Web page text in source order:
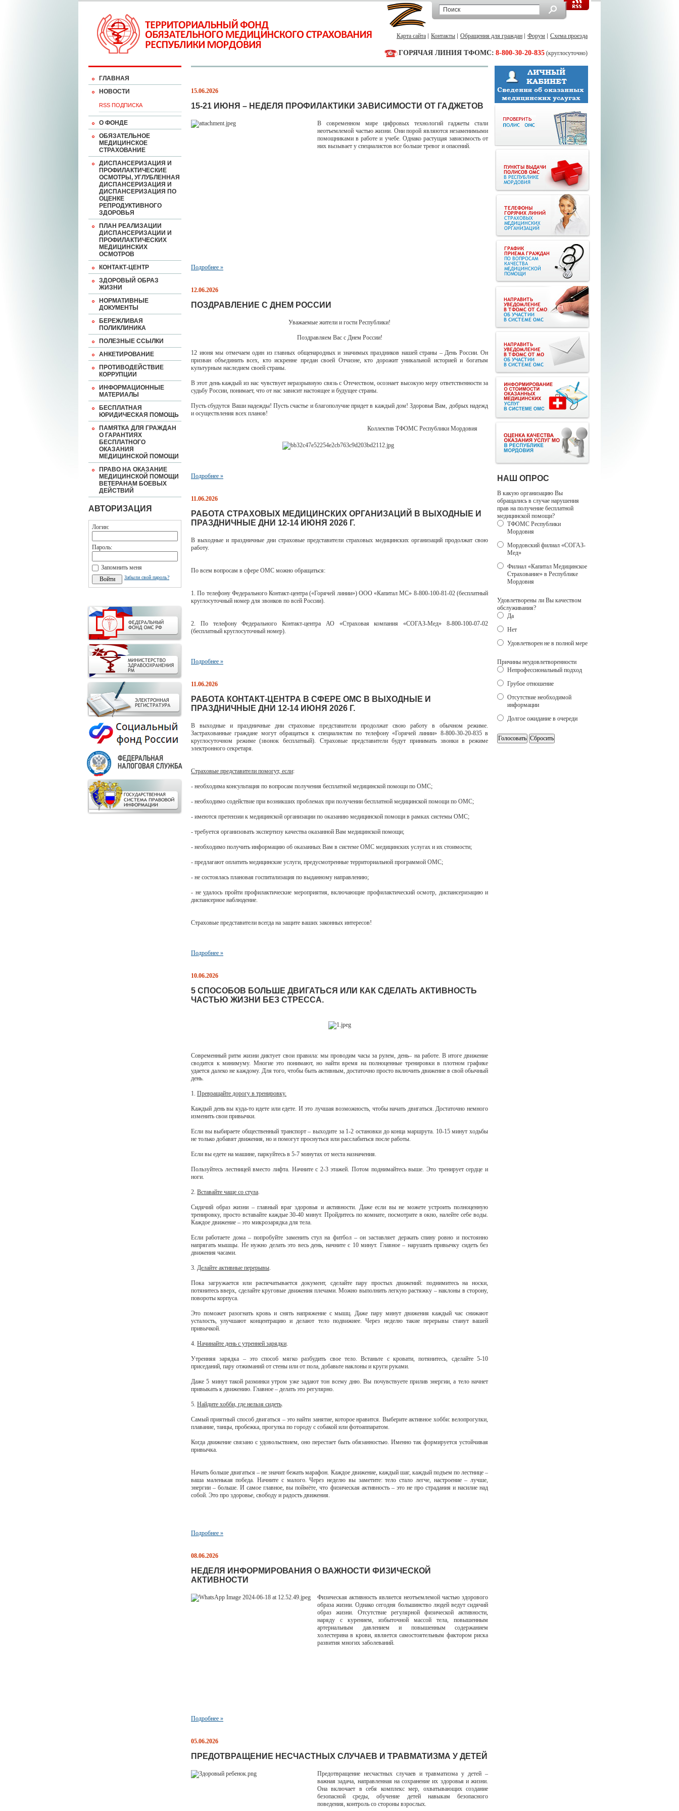
Карта сайта Контакты Обращения для граждан Форум Схема проезда
ГОРЯЧАЯ ЛИНИЯ ТФОМС: 8-800-30-20-835 (круглосуточно)
ГЛАВНАЯ
НОВОСТИ
RSS ПОДПИСКА
О ФОНДЕ
ОБЯЗАТЕЛЬНОЕ
МЕДИЦИНСКОЕ
СТРАХОВАНИЕ
ДИСПАНСЕРИЗАЦИЯ И
ПРОФИЛАКТИЧЕСКИЕ
ОСМОТРЫ, УГЛУБЛЕННАЯ
ДИСПАНСЕРИЗАЦИЯ И
ДИСПАНСЕРИЗАЦИЯ ПО
ОЦЕНКЕ
РЕПРОДУКТИВНОГО
ЗДОРОВЬЯ
ПЛАН РЕАЛИЗАЦИИ
ДИСПАНСЕРИЗАЦИИ И
ПРОФИЛАКТИЧЕСКИХ
МЕДИЦИНСКИХ
ОСМОТРОВ
КОНТАКТ-ЦЕНТР
ЗДОРОВЫЙ ОБРАЗ
ЖИЗНИ
НОРМАТИВНЫЕ
ДОКУМЕНТЫ
БЕРЕЖЛИВАЯ
ПОЛИКЛИНИКА
ПОЛЕЗНЫЕ ССЫЛКИ
АНКЕТИРОВАНИЕ
ПРОТИВОДЕЙСТВИЕ
КОРРУПЦИИ
ИНФОРМАЦИОННЫЕ
МАТЕРИАЛЫ
БЕСПЛАТНАЯ
ЮРИДИЧЕСКАЯ ПОМОЩЬ
ПАМЯТКА ДЛЯ ГРАЖДАН
О ГАРАНТИЯХ
БЕСПЛАТНОГО
ОКАЗАНИЯ
МЕДИЦИНСКОЙ ПОМОЩИ
ПРАВО НА ОКАЗАНИЕ
МЕДИЦИНСКОЙ ПОМОЩИ
ВЕТЕРАНАМ БОЕВЫХ
ДЕЙСТВИЙ
АВТОРИЗАЦИЯ
Логин:
Пароль:
Запомнить меня
Забыли свой пароль?
15.06.2026
15-21 ИЮНЯ – НЕДЕЛЯ ПРОФИЛАКТИКИ ЗАВИСИМОСТИ ОТ ГАДЖЕТОВ
В современном мире цифровых технологий гаджеты стали
неотъемлемой частью жизни. Они порой являются незаменимыми
помощниками в работе и учебе. Однако растущая зависимость от
них вызывает у специалистов все больше тревог и опасений.
Подробнее »
12.06.2026
ПОЗДРАВЛЕНИЕ С ДНЕМ РОССИИ
Уважаемые жители и гости Республики!
Поздравляем Вас с Днем России!
12 июня мы отмечаем один из главных общенародных и значимых праздников нашей страны – День России. Он
призван объединить всех, кто искренне предан своей Отчизне, кто дорожит уникальной историей и богатым
культурным наследием своей страны.
В этот день каждый из нас чувствует неразрывную связь с Отечеством, осознает высокую меру ответственности за
судьбу России, понимает, что от нас зависит настоящее и будущее страны.
Пусть сбудутся Ваши надежды! Пусть счастье и благополучие придет в каждый дом! Здоровья Вам, добрых надежд
и осуществления всех планов!
Коллектив ТФОМС Республики Мордовия
Подробнее »
11.06.2026
РАБОТА СТРАХОВЫХ МЕДИЦИНСКИХ ОРГАНИЗАЦИЙ В ВЫХОДНЫЕ И
ПРАЗДНИЧНЫЕ ДНИ 12-14 ИЮНЯ 2026 Г.
В выходные и праздничные дни страховые представители страховых медицинских организаций продолжат свою
работу.
По всем вопросам в сфере ОМС можно обращаться:
1. По телефону Федерального Контакт-центра («Горячей линии») ООО «Капитал МС» 8-800-100-81-02 (бесплатный
круглосуточный номер для звонков по всей России).
2. По телефону Федерального Контакт-центра АО «Страховая компания «СОГАЗ-Мед» 8-800-100-07-02
(бесплатный круглосуточный номер).
Подробнее »
11.06.2026
РАБОТА КОНТАКТ-ЦЕНТРА В СФЕРЕ ОМС В ВЫХОДНЫЕ И
ПРАЗДНИЧНЫЕ ДНИ 12-14 ИЮНЯ 2026 Г.
В выходные и праздничные дни страховые представители продолжат свою работу в обычном режиме.
Застрахованные граждане могут обращаться к специалистам по телефону «Горячей линии» 8-800-30-20-835 в
круглосуточном режиме (звонок бесплатный). Страховые представители будут принимать звонки в режиме
электронного секретаря.
Страховые представители помогут, если:
- необходима консультация по вопросам получения бесплатной медицинской помощи по ОМС;
- необходимо содействие при возникших проблемах при получении бесплатной медицинской помощи по ОМС;
- имеются претензии к медицинской организации по оказанию медицинской помощи в рамках системы ОМС;
- требуется организовать экспертизу качества оказанной Вам медицинской помощи;
- необходимо получить информацию об оказанных Вам в системе ОМС медицинских услугах и их стоимости;
- предлагают оплатить медицинские услуги, предусмотренные территориальной программой ОМС;
- не состоялась плановая госпитализация по выданному направлению;
- не удалось пройти профилактические мероприятия, включающие профилактический осмотр, диспансеризацию и
диспансерное наблюдение.
Страховые представители всегда на защите ваших законных интересов!
Подробнее »
10.06.2026
5 СПОСОБОВ БОЛЬШЕ ДВИГАТЬСЯ ИЛИ КАК СДЕЛАТЬ АКТИВНОСТЬ
ЧАСТЬЮ ЖИЗНИ БЕЗ СТРЕССА.
Современный ритм жизни диктует свои правила: мы проводим часы за рулем, день– на работе. В итоге движение
сводится к минимуму. Многие это понимают, но найти время на полноценные тренировки в плотном графике
удается далеко не каждому. Для того, чтобы быть активным, достаточно просто включить движение в свой обычный
день.
1. Превращайте дорогу в тренировку.
Каждый день вы куда-то идете или едете. И это лучшая возможность, чтобы начать двигаться. Достаточно немного
изменить свои привычки.
Если вы выбираете общественный транспорт – выходите за 1-2 остановки до конца маршрута. 10-15 минут ходьбы
не только добавят движения, но и помогут проснуться или расслабиться после работы.
Если вы едете на машине, паркуйтесь в 5-7 минутах от места назначения.
Пользуйтесь лестницей вместо лифта. Начните с 2-3 этажей. Потом поднимайтесь выше. Это тренирует сердце и
ноги.
2. Вставайте чаще со стула.
Сидячий образ жизни – главный враг здоровья и активности. Даже если вы не можете устроить полноценную
тренировку, просто вставайте каждые 30-40 минут. Пройдитесь по комнате, посмотрите в окно, налейте себе воды.
Каждое движение – это микрозарядка для тела.
Если работаете дома – попробуйте заменить стул на фитбол – он заставляет держать спину ровно и постоянно
напрягать мышцы. Не нужно делать это весь день, начните с 10 минут. Главное – нарушить привычку сидеть без
движения часами.
3. Делайте активные перерывы.
Пока загружается или распечатывается документ, сделайте пару простых движений: поднимитесь на носки,
потянитесь вверх, сделайте круговые движения плечами. Можно выполнить легкую растяжку – наклоны в сторону,
повороты корпуса.
Это поможет разогнать кровь и снять напряжение с мышц. Даже пару минут движения каждый час снижают
усталость, улучшают концентрацию и делают тело подвижнее. Через неделю такие перерывы станут вашей
привычкой.
4. Начинайте день с утренней зарядки.
Утренняя зарядка – это способ мягко разбудить свое тело. Встаньте с кровати, потянитесь, сделайте 5-10
приседаний, пару отжиманий от стены или от пола, добавьте наклоны и круги руками.
Даже 5 минут такой разминки утром уже задают тон всему дню. Вы почувствуете прилив энергии, а тело начнет
привыкать к движению. Главное – делать это регулярно.
5. Найдите хобби, где нельзя сидеть.
Самый приятный способ двигаться – это найти занятие, которое нравится. Выберите активное хобби: велопрогулки,
плавание, танцы, пробежка, прогулка по городу с собакой или фотоаппаратом.
Когда движение связано с удовольствием, оно перестает быть обязанностью. Именно так формируется устойчивая
привычка.
Начать больше двигаться – не значит бежать марафон. Каждое движение, каждый шаг, каждый подъем по лестнице –
ваша маленькая победа. Начните с малого. Через неделю вы заметите: тело стало легче, настроение – лучше,
энергии – больше. И самое главное, вы поймёте, что физическая активность – это не про страдания и насилие над
собой. Это про здоровье, свободу и радость движения.
Подробнее »
08.06.2026
НЕДЕЛЯ ИНФОРМИРОВАНИЯ О ВАЖНОСТИ ФИЗИЧЕСКОЙ
АКТИВНОСТИ
Физическая активность является неотъемлемой частью здорового
образа жизни. Однако сегодня большинство людей ведут сидячий
образ жизни. Отсутствие регулярной физической активности,
наряду с курением, избыточной массой тела, повышенным
артериальным давлением и повышенным содержанием
холестерина в крови, является самостоятельным фактором риска
развития многих заболеваний.
Подробнее »
05.06.2026
ПРЕДОТВРАЩЕНИЕ НЕСЧАСТНЫХ СЛУЧАЕВ И ТРАВМАТИЗМА У ДЕТЕЙ
Предотвращение несчастных случаев и травматизма у детей –
важная задача, направленная на сохранение их здоровья и жизни.
Она включает в себя комплекс мер, охватывающих создание
безопасной среды, обучение детей навыкам безопасного
поведения, контроль со стороны взрослых.
НАШ ОПРОС
В какую организацию Вы
обращались в случае нарушения
прав на получение бесплатной
медицинской помощи?
ТФОМС Республики
Мордовия
Мордовский филиал «СОГАЗ-
Мед»
Филиал «Капитал Медицинское
Страхование» в Республике
Мордовия
Удовлетворены ли Вы качеством
обслуживания?
Да
Нет
Удовлетворен не в полной мере
Причины неудовлетворенности
Непрофессиональный подход
Грубое отношение
Отсутствие необходимой
информации
Долгое ожидание в очереди